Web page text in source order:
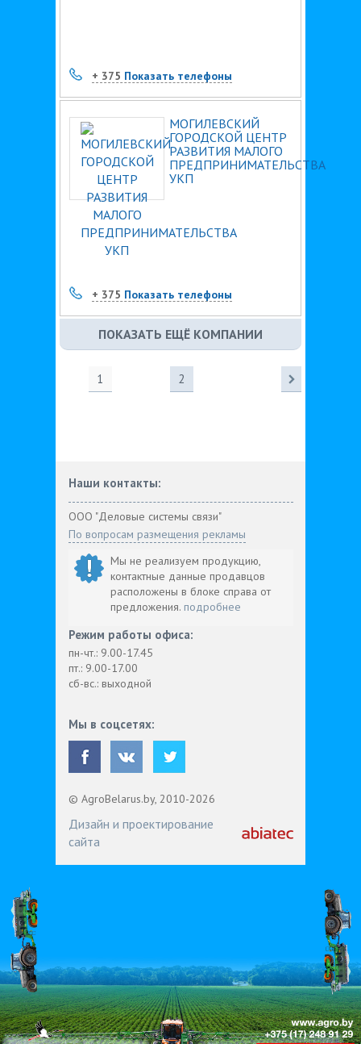
+ 375 Показать телефоны
МОГИЛЕВСКИЙ
ГОРОДСКОЙ ЦЕНТР
РАЗВИТИЯ МАЛОГО
ПРЕДПРИНИМАТЕЛЬСТВА
УКП
+ 375 Показать телефоны
ПОКАЗАТЬ ЕЩЁ КОМПАНИИ
1 2
Наши контакты:
ООО "Деловые системы связи"
По вопросам размещения рекламы
Мы не реализуем продукцию,
контактные данные продавцов
расположены в блоке справа от
предложения. подробнее
Режим работы офиса:
пн-чт.: 9.00-17.45
пт.: 9.00-17.00
сб-вс.: выходной
Мы в соцсетях:
© AgroBelarus.by, 2010-2026
Дизайн и проектирование
сайта